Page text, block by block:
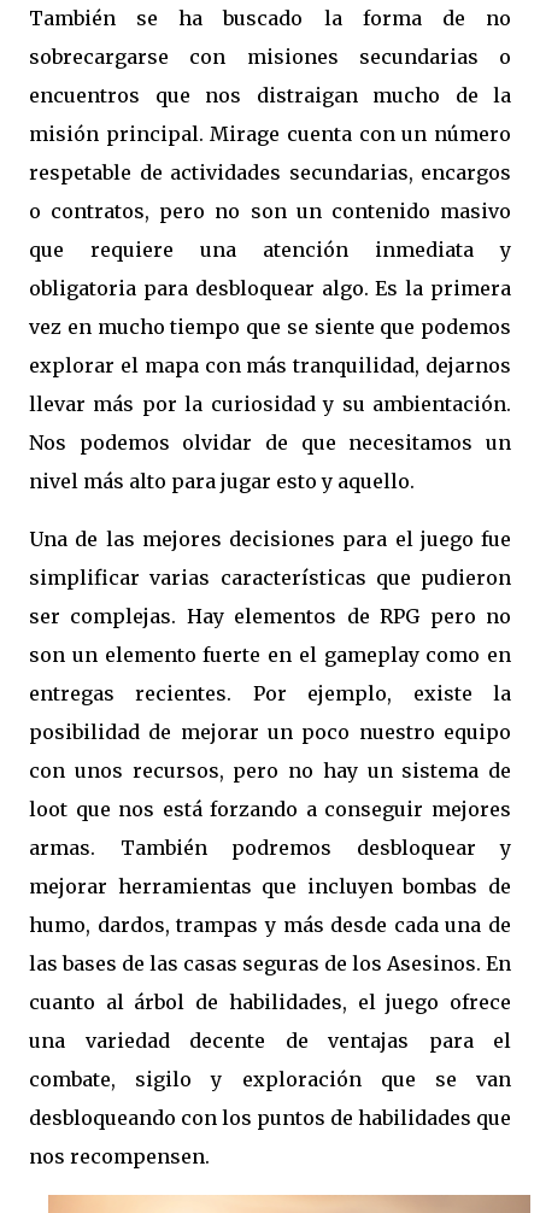
También se ha buscado la forma de no
sobrecargarse con misiones secundarias o
encuentros que nos distraigan mucho de la
misión principal. Mirage cuenta con un número
respetable de actividades secundarias, encargos
o contratos, pero no son un contenido masivo
que requiere una atención inmediata y
obligatoria para desbloquear algo. Es la primera
vez en mucho tiempo que se siente que podemos
explorar el mapa con más tranquilidad, dejarnos
llevar más por la curiosidad y su ambientación.
Nos podemos olvidar de que necesitamos un
nivel más alto para jugar esto y aquello.
Una de las mejores decisiones para el juego fue
simplificar varias características que pudieron
ser complejas. Hay elementos de RPG pero no
son un elemento fuerte en el gameplay como en
entregas recientes. Por ejemplo, existe la
posibilidad de mejorar un poco nuestro equipo
con unos recursos, pero no hay un sistema de
loot que nos está forzando a conseguir mejores
armas. También podremos desbloquear y
mejorar herramientas que incluyen bombas de
humo, dardos, trampas y más desde cada una de
las bases de las casas seguras de los Asesinos. En
cuanto al árbol de habilidades, el juego ofrece
una variedad decente de ventajas para el
combate, sigilo y exploración que se van
desbloqueando con los puntos de habilidades que
nos recompensen.